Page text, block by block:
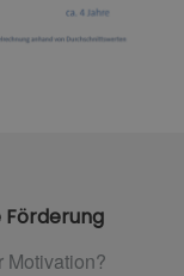
Förderung
Motivation?